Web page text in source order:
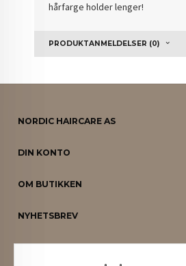
hårfarge holder lenger!
PRODUKTANMELDELSER (0)
NORDIC HAIRCARE AS
DIN KONTO
OM BUTIKKEN
NYHETSBREV
PARTNERE